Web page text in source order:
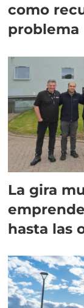
como
problema
La gira
hasta las